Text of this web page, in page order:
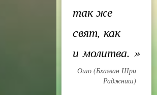
так же
свят, как
и молитва. »
Ошо (Бхагван Шри
Раджниш)